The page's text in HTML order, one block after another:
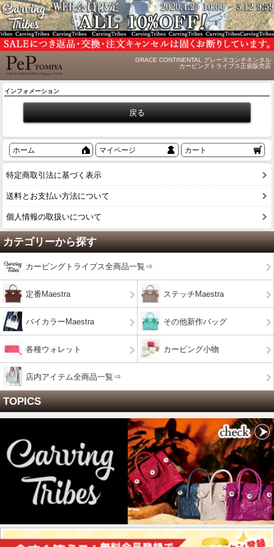
GRACE CONTINENTAL グレースコンチネンタル
カービングトライブス正規販売店
インフォメーション
ホーム マイページ カート
特定商取引法に基づく表示
送料とお支払い方法について
個人情報の取扱いについて
カテゴリーから探す
カービングトライブス全商品一覧⇒
定番Maestra ステッチMaestra
バイカラーMaestra その他新作バッグ
各種ウォレット カービング小物
店内アイテム全商品一覧⇒
TOPICS